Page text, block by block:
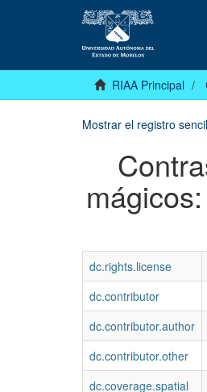
RIAA Principal
Mostrar el registro
dc.rights.license
dc.contributor
dc.contributor.author
dc.contributor.other
dc.coverage.spatial